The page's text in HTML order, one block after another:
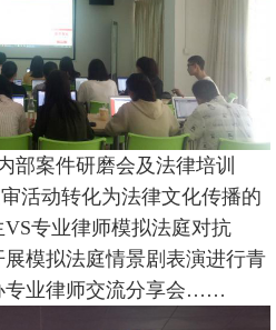
部案件研磨会及法律培训
活动转化为法律文化传播的
VS专业律师模拟法庭对抗
模拟法庭情景剧表演进行青
专业律师交流分享会……